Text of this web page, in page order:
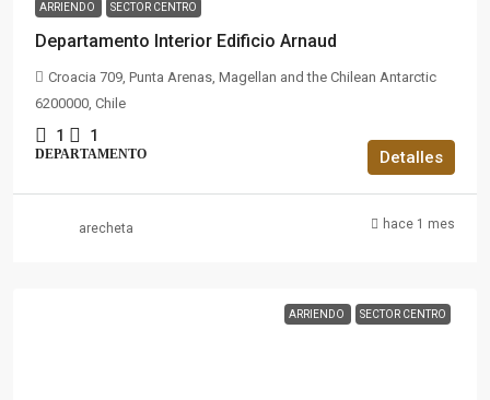
ARRIENDO SECTOR CENTRO
Departamento Interior Edificio Arnaud
Croacia 709, Punta Arenas, Magellan and the Chilean Antarctic
6200000, Chile
1 1
DEPARTAMENTO Detalles
arecheta hace 1 mes
ARRIENDO SECTOR CENTRO